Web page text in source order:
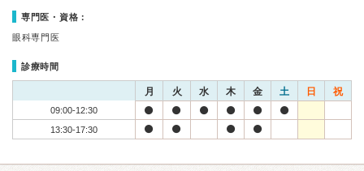
専門医・資格：
眼科専門医
診療時間
月 火 水 木 金 土 日 祝
09:00-12:30
13:30-17:30